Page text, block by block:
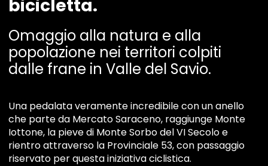
bicicletta.
Omaggio alla natura e alla
popolazione nei territori colpiti
dalle frane in Valle del Savio.
Una pedalata veramente incredibile con un anello
che parte da Mercato Saraceno, raggiunge Monte
Iottone, la pieve di Monte Sorbo del VI Secolo e
rientro attraverso la Provinciale 53, con passaggio
riservato per questa iniziativa ciclistica.